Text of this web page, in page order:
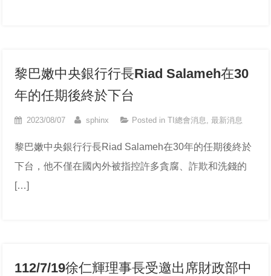
黎巴嫩中央銀行行長Riad Salameh在30
年的任期後終於下台
2023/08/07 sphinx Posted inTI總會消息,最新消息
黎巴嫩中央銀行行長Riad Salameh在30年的任期後終於
下台，他不僅在國內外被指控許多貪腐、詐欺和洗錢的
[…]
112/7/19徐仁輝理事長受邀出席財政部中